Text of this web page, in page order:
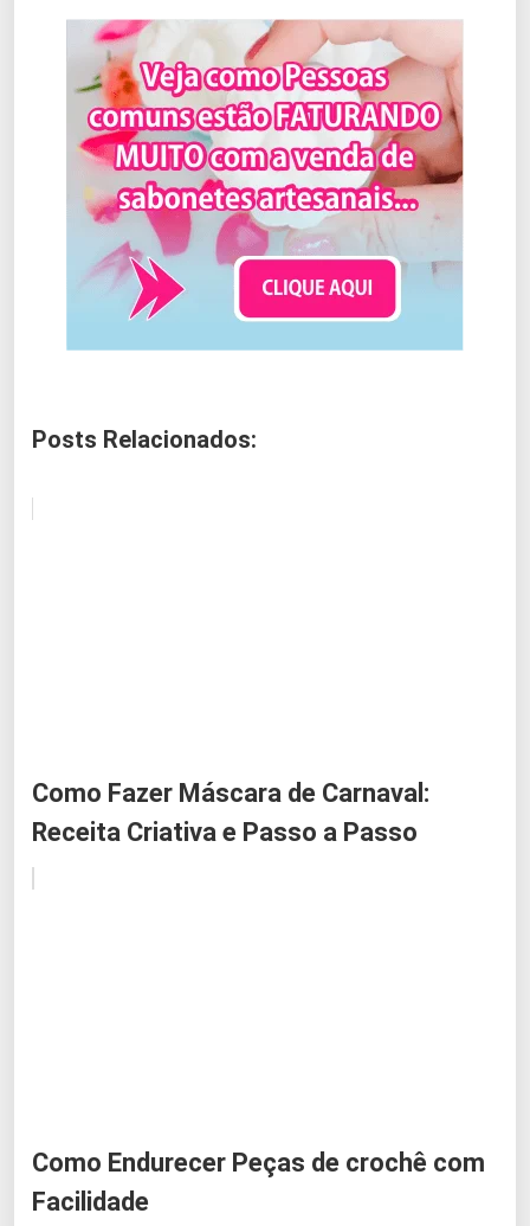
Posts Relacionados:
Como Fazer Máscara de Carnaval:
Receita Criativa e Passo a Passo
Como Endurecer Peças de crochê com
Facilidade